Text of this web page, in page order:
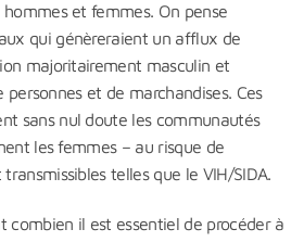
et femmes. On pense
qui génèreraient un afflux de
majoritairement masculin et
et de marchandises. Ces
sans nul doute les communautés
les femmes – au risque de
telles que le VIH/SIDA.
combien il est essentiel de procéder à